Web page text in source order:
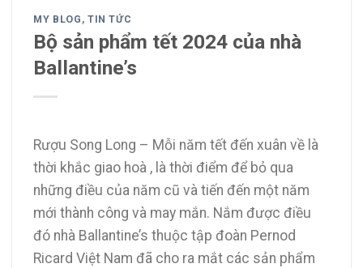
MY BLOG , TIN TỨC
Bộ sản phẩm tết 2024 của nhà
Ballantine’s
Rượu Song Long – Mỗi năm tết đến xuân về là
thời khắc giao hoà , là thời điểm để bỏ qua
những điều của năm cũ và tiến đến một năm
mới thành công và may mắn. Nắm được điều
đó nhà Ballantine’s thuộc tập đoàn Pernod
Ricard Việt Nam đã cho ra mắt các sản phẩm